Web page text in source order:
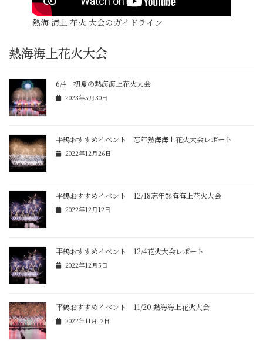
熱海 海上 花火 大会のガイドライン
熱海海上花火大会
6/4 初夏の熱海海上花火大会
2023年5月30日
平鶴おすすめイベント 忘年熱海海上花火大会レポート
2022年12月26日
平鶴おすすめイベント 12/18忘年熱海海上花火大会
2022年12月12日
平鶴おすすめイベント 12/4花火大会レポート
2022年12月5日
平鶴おすすめイベント 11/20 熱海海上花火大会
2022年11月12日